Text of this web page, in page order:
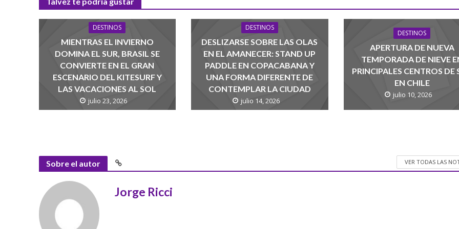
DESTINOS
MIENTRAS EL INVIERNO
DOMINA EL SUR, BRASIL SE
CONVIERTE EN EL GRAN
ESCENARIO DEL KITESURF Y
LAS VACACIONES AL SOL
julio 23, 2026
DESTINOS
DESLIZARSE SOBRE LAS OLAS
EN EL AMANECER: STAND UP
PADDLE EN COPACABANA Y
UNA FORMA DIFERENTE DE
CONTEMPLAR LA CIUDAD
julio 14, 2026
DESTINOS
APERTURA DE NUEVA
TEMPORADA DE NIEVE
PRINCIPALES CENTROS DE
EN CHILE
julio 10, 2026
Sobre el autor VER TODAS LAS
Jorge Ricci